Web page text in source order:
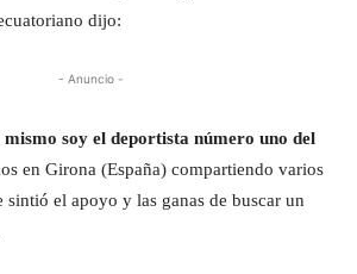
dijo:
- Anuncio -
soy el deportista número uno del
en Girona (España) compartiendo varios
sintió el apoyo y las ganas de buscar un